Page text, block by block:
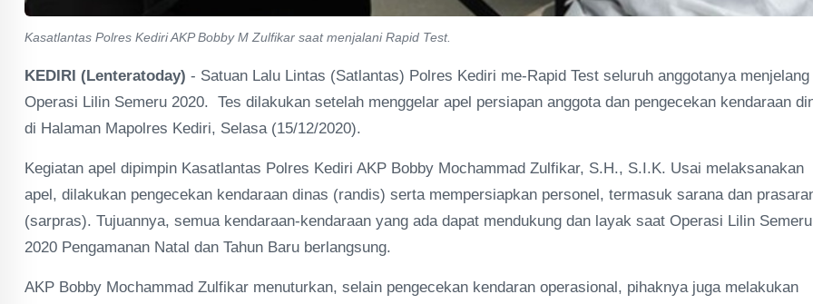
Kasatlantas Polres Kediri AKP Bobby M Zulfikar saat menjalani Rapid Test.
KEDIRI (Lenteratoday) - Satuan Lalu Lintas (Satlantas) Polres Kediri me-Rapid Test seluruh anggotanya menjelang
Operasi Lilin Semeru 2020. Tes dilakukan setelah menggelar apel persiapan anggota dan pengecekan kendaraan
di Halaman Mapolres Kediri, Selasa (15/12/2020).
Kegiatan apel dipimpin Kasatlantas Polres Kediri AKP Bobby Mochammad Zulfikar, S.H., S.I.K. Usai melaksanakan
apel, dilakukan pengecekan kendaraan dinas (randis) serta mempersiapkan personel, termasuk sarana dan
(sarpras). Tujuannya, semua kendaraan-kendaraan yang ada dapat mendukung dan layak saat Operasi Lilin Semeru
2020 Pengamanan Natal dan Tahun Baru berlangsung.
AKP Bobby Mochammad Zulfikar menuturkan, selain pengecekan kendaran operasional, pihaknya juga melakukan